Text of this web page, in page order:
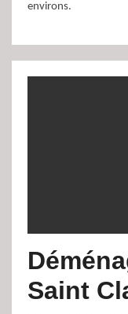
environs.
Saint